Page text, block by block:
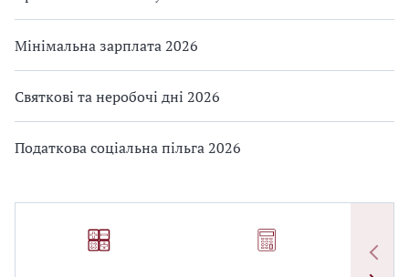
Мінімальна зарплата 2026
Святкові та неробочі дні 2026
Податкова соціальна пільга 2026